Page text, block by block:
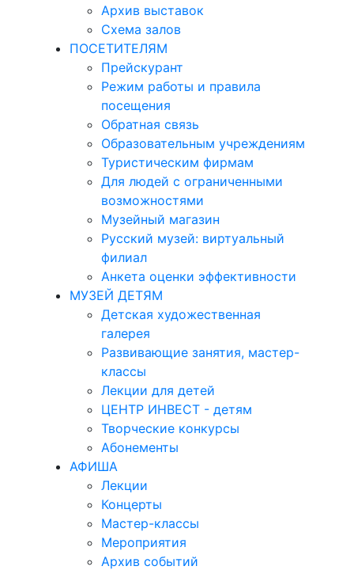
Архив выставок
Схема залов
ПОСЕТИТЕЛЯМ
Прейскурант
Режим работы и правила
посещения
Обратная связь
Образовательным учреждениям
Туристическим фирмам
Для людей с ограниченными
возможностями
Музейный магазин
Русский музей: виртуальный
филиал
Анкета оценки эффективности
МУЗЕЙ ДЕТЯМ
Детская художественная
галерея
Развивающие занятия, мастер-
классы
Лекции для детей
ЦЕНТР ИНВЕСТ - детям
Творческие конкурсы
Абонементы
АФИША
Лекции
Концерты
Мастер-классы
Мероприятия
Архив событий